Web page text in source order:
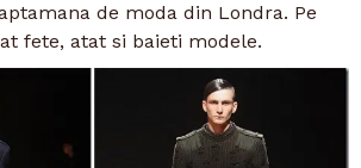
de moda din Londra. Pe
fete, atat si baieti modele.